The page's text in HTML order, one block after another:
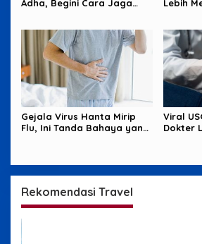
Adha, Begini Cara Jaga
Lebih
Gejala Virus Hanta Mirip
Flu, Ini Tanda Bahaya yang
Viral
Dokter
Rekomendasi Travel